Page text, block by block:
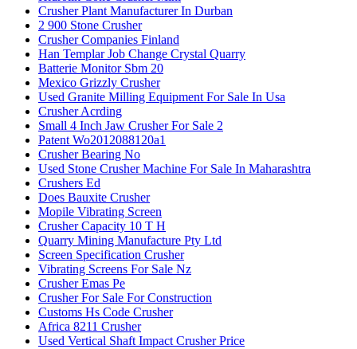
Crusher Plant Manufacturer In Durban
2 900 Stone Crusher
Crusher Companies Finland
Han Templar Job Change Crystal Quarry
Batterie Monitor Sbm 20
Mexico Grizzly Crusher
Used Granite Milling Equipment For Sale In Usa
Crusher Acrding
Small 4 Inch Jaw Crusher For Sale 2
Patent Wo2012088120a1
Crusher Bearing No
Used Stone Crusher Machine For Sale In Maharashtra
Crushers Ed
Does Bauxite Crusher
Mopile Vibrating Screen
Crusher Capacity 10 T H
Quarry Mining Manufacture Pty Ltd
Screen Specification Crusher
Vibrating Screens For Sale Nz
Crusher Emas Pe
Crusher For Sale For Construction
Customs Hs Code Crusher
Africa 8211 Crusher
Used Vertical Shaft Impact Crusher Price